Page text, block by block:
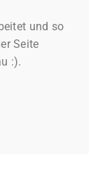
und so
Seite
:).